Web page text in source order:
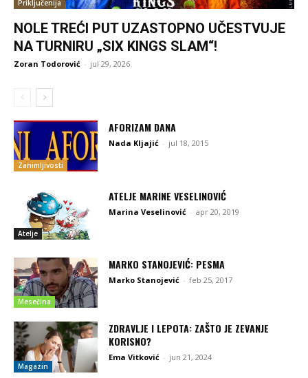
Priključenija
NOLE TREĆI PUT UZASTOPNO UČESTVUJE
NA TURNIRU „SIX KINGS SLAM“!
Zoran Todorović - jul 29, 2026
Zanimljivosti
AFORIZAM DANA
Nada Kljajić - jul 18, 2015
Atelje
ATELJE MARINE VESELINOVIĆ
Marina Veselinović - apr 20, 2019
Mesečina
MARKO STANOJEVIĆ: PESMA
Marko Stanojević - feb 25, 2017
Magazin
ZDRAVLJE I LEPOTA: ZAŠTO JE ZEVANJE
KORISNO?
Ema Vitković - jun 21, 2024